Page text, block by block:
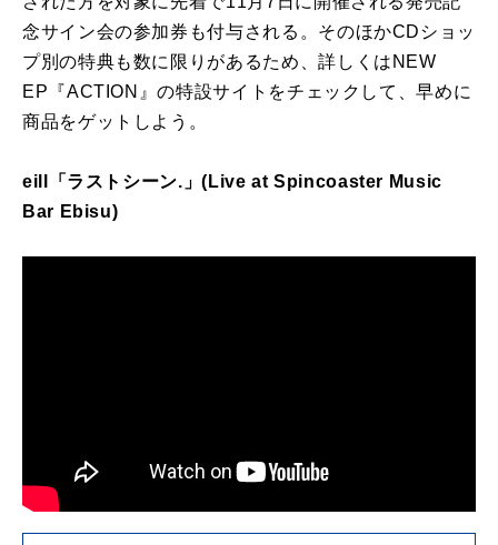
念サイン会の参加券も付与される。 そのほかCDショッ
プ別の特典も数に限りがあるため、詳しくはNEW
EP『ACTION』の特設サイトをチェックして、早めに
商品をゲットしよう。
eill
「ラストシーン.」(Live at Spincoaster Music
Bar Ebisu)